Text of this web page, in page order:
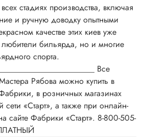
стадиях производства, включая
и ручную доводку опытными
качестве этих киев уже
бильярда, но и многие
спорта.
Все
Рябова можно купить в
в розничных магазинах
«Старт», а также при онлайн-
сайте Фабрики «Старт». 8-800-505-